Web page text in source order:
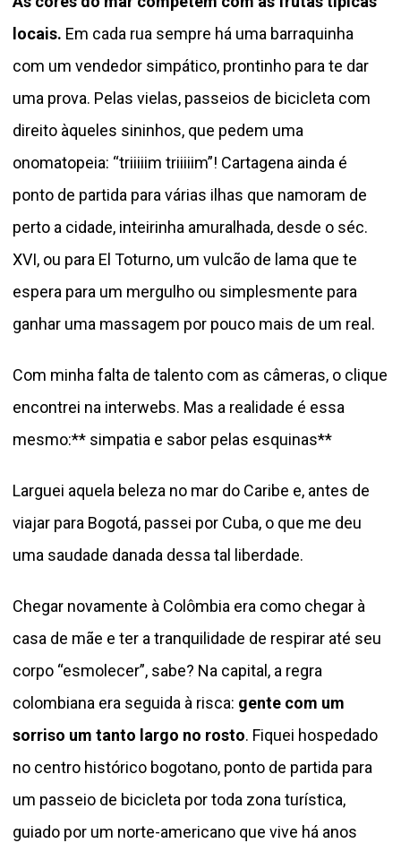
locais. Em cada rua sempre há uma barraquinha
com um vendedor simpático, prontinho para te dar
uma prova. Pelas vielas, passeios de bicicleta com
direito àqueles sininhos, que pedem uma
onomatopeia: “triiiiim triiiiim”! Cartagena ainda é
ponto de partida para várias ilhas que namoram de
perto a cidade, inteirinha amuralhada, desde o séc.
XVI, ou para El Toturno, um vulcão de lama que te
espera para um mergulho ou simplesmente para
ganhar uma massagem por pouco mais de um real.
Com minha falta de talento com as câmeras, o clique
encontrei na interwebs. Mas a realidade é essa
mesmo:** simpatia e sabor pelas esquinas**
Larguei aquela beleza no mar do Caribe e, antes de
viajar para Bogotá, passei por Cuba, o que me deu
uma saudade danada dessa tal liberdade.
Chegar novamente à Colômbia era como chegar à
casa de mãe e ter a tranquilidade de respirar até seu
corpo “esmolecer”, sabe? Na capital, a regra
colombiana era seguida à risca: gente com um
sorriso um tanto largo no rosto. Fiquei hospedado
no centro histórico bogotano, ponto de partida para
um passeio de bicicleta por toda zona turística,
guiado por um norte-americano que vive há anos